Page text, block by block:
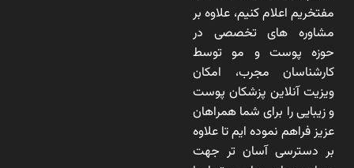
مفتخریم اعلام کنیم، علاوه بر
مشاوره های تخصصی در
حوزه پوست و مو توسط
کارشناسان مجرب، امکان
ویزیت آنلاین پزشکان پوست
و زیبایی را برای شما همراهان
عزیز فراهم نموده ایم تا علاوه
بر دسترسی آسان تر جهت